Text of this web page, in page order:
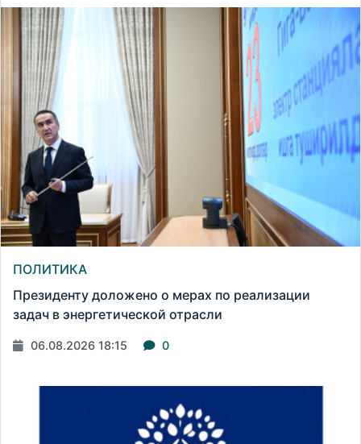
ПОЛИТИКА
Президенту доложено о мерах по реализации
задач в энергетической отрасли
06.08.2026 18:15 0